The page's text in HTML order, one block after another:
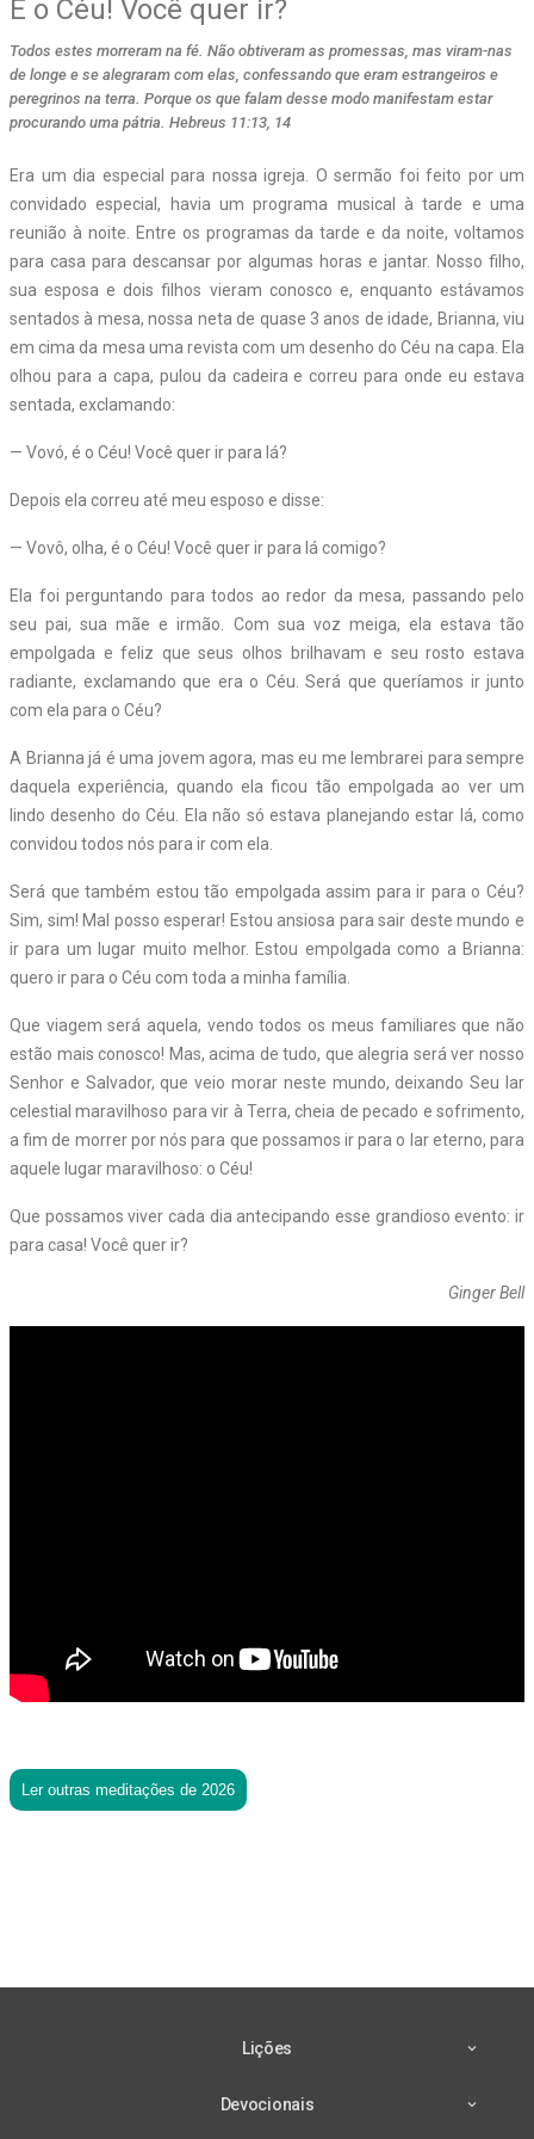
É o Céu! Você quer ir?
Todos estes morreram na fé. Não obtiveram as promessas, mas viram-nas
de longe e se alegraram com elas, confessando que eram estrangeiros e
peregrinos na terra. Porque os que falam desse modo manifestam estar
procurando uma pátria. Hebreus 11:13, 14
Era um dia especial para nossa igreja. O sermão foi feito por um
convidado especial, havia um programa musical à tarde e uma
reunião à noite. Entre os programas da tarde e da noite, voltamos
para casa para descansar por algumas horas e jantar. Nosso filho,
sua esposa e dois filhos vieram conosco e, enquanto estávamos
sentados à mesa, nossa neta de quase 3 anos de idade, Brianna, viu
em cima da mesa uma revista com um desenho do Céu na capa. Ela
olhou para a capa, pulou da cadeira e correu para onde eu estava
sentada, exclamando:
— Vovó, é o Céu! Você quer ir para lá?
Depois ela correu até meu esposo e disse:
— Vovô, olha, é o Céu! Você quer ir para lá comigo?
Ela foi perguntando para todos ao redor da mesa, passando pelo
seu pai, sua mãe e irmão. Com sua voz meiga, ela estava tão
empolgada e feliz que seus olhos brilhavam e seu rosto estava
radiante, exclamando que era o Céu. Será que queríamos ir junto
com ela para o Céu?
A Brianna já é uma jovem agora, mas eu me lembrarei para sempre
daquela experiência, quando ela ficou tão empolgada ao ver um
lindo desenho do Céu. Ela não só estava planejando estar lá, como
convidou todos nós para ir com ela.
Será que também estou tão empolgada assim para ir para o Céu?
Sim, sim! Mal posso esperar! Estou ansiosa para sair deste mundo e
ir para um lugar muito melhor. Estou empolgada como a Brianna:
quero ir para o Céu com toda a minha família.
Que viagem será aquela, vendo todos os meus familiares que não
estão mais conosco! Mas, acima de tudo, que alegria será ver nosso
Senhor e Salvador, que veio morar neste mundo, deixando Seu lar
celestial maravilhoso para vir à Terra, cheia de pecado e sofrimento,
a fim de morrer por nós para que possamos ir para o lar eterno, para
aquele lugar maravilhoso: o Céu!
Que possamos viver cada dia antecipando esse grandioso evento: ir
para casa! Você quer ir?
Ginger Bell
Ler outras meditações de 2026
Lições
Devocionais